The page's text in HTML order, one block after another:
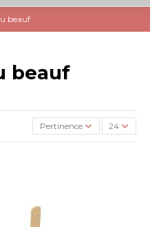
beauf
beauf
Pertinence 24